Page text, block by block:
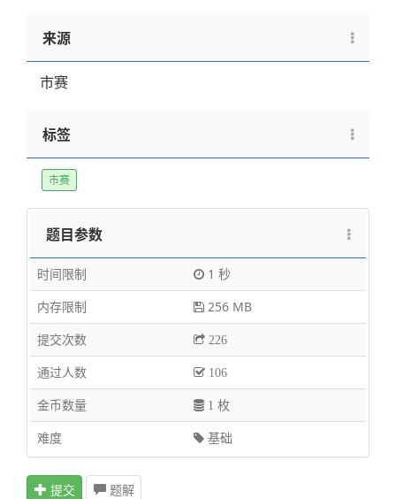
来源
市赛
标签
市赛
题目参数
时间限制
1 秒
内存限制
256 MB
提交次数
226
通过人数 106
金币数量 1 枚
难度 基础
提交 题解